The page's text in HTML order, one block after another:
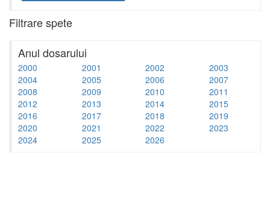
Filtrare spete
Anul dosarului
2000 2001 2002
2003
2004
2005 2006
2007
2008
2009 2010
2011
2012
2013 2014
2015
2016
2017 2018
2019
2020
2021 2022
2023
2024
2025 2026